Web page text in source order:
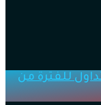
للفترة من